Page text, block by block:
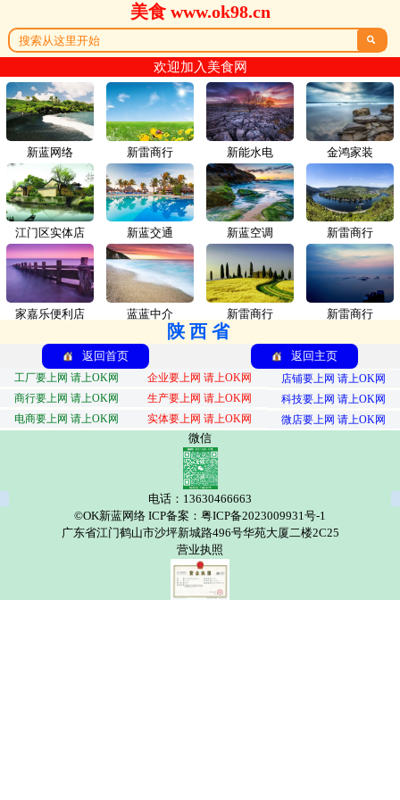
美食 www.ok98.cn

欢迎加入美食网
新蓝网络 新雷商行
江门区实体店 新蓝交通
家嘉乐便利店 蓝蓝中介
新能水电 金鸿家装
新蓝空调 新雷商行
新雷商行 新雷商行
陕西省
返回首页 返回主页
工厂要上网 请上OK网 企业要上网 请上OK网
店铺要上网 请上OK网
商行要上网 请上OK网
生产要上网 请上OK网
科技要上网 请上OK网
电商要上网 请上OK网
实体要上网 请上OK网 微店要上网 请上OK网
微信
电话：13630466663
©OK新蓝网络 ICP备案：粤ICP备2023009931号-1
广东省江门鹤山市沙坪新城路496号华苑大厦二楼2C25
营业执照